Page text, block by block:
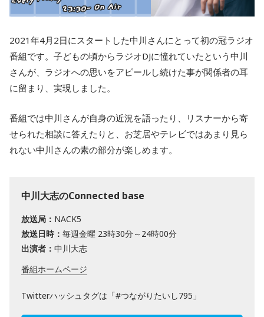
2021年4月2日にスタートした中川さんにとって初の冠ラジオ
番組です。子どもの頃からラジオDJに憧れていたという中川
さんが、ラジオへの思いをアピールし続けた事が関係者の耳
に留まり、実現しました。
番組では中川さんが自身の近況を語ったり、リスナーから寄
せられた相談に答えたりと、お芝居やテレビではあまり見ら
れない中川さんの素の部分が楽しめます。
中川大志のConnected base
放送局： NACK5
放送日時： 毎週金曜 23時30分～24時00分
出演者： 中川大志
番組ホームページ
Twitterハッシュタグは「#つながりたいし795」